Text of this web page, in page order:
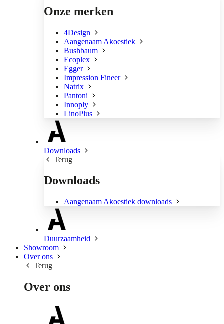
Onze merken
4Design
Aangenaam Akoestiek
Bushbaum
Ecoplex
Egger
Impression Fineer
Natrix
Pantoni
Innoply
LinoPlus
Downloads
Terug
Downloads
Aangenaam Akoestiek downloads
Duurzaamheid
Showroom
Over ons
Terug
Over ons